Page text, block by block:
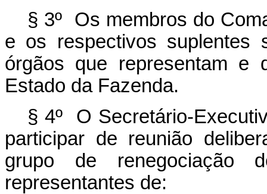
§ 3º Os membros do
e os respectivos suplentes
órgãos que representam e
Estado da Fazenda.
§ 4º O Secretário-
participar de reunião
grupo de
representantes de: